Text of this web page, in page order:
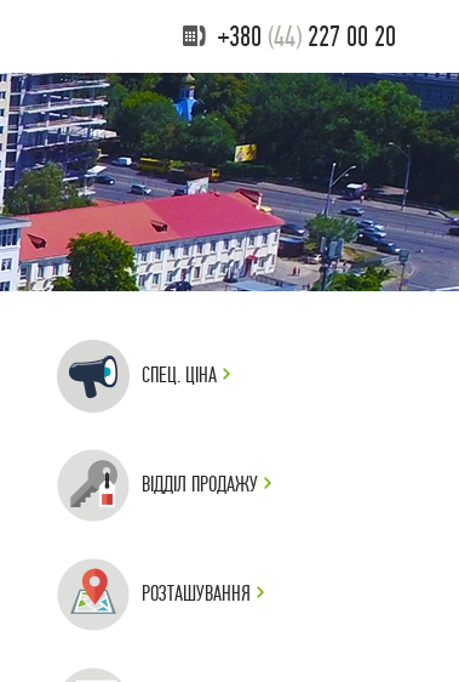
+380 (44) 227 00 20
СПЕЦ. ЦІНА
ВІДДІЛ ПРОДАЖУ
РОЗТАШУВАННЯ